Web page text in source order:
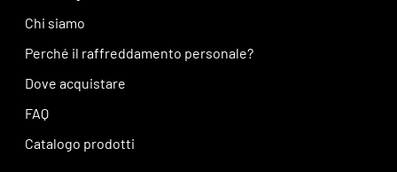
Chi siamo
Perché il raffreddamento personale?
Dove acquistare
FAQ
Catalogo prodotti